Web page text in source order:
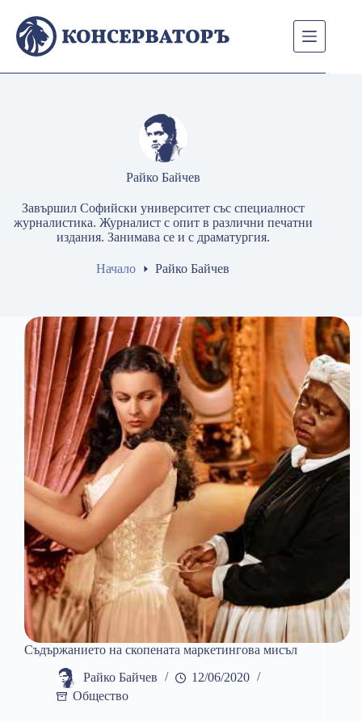
content
Райко Байчев
Завършил Софийски университет със специалност
журналистика. Журналист с опит в различни печатни
издания. Занимава се и с драматургия.
Начало Райко Байчев
Съдържанието на скопената маркетингова мисъл
Райко Байчев
12/06/2020
Общество